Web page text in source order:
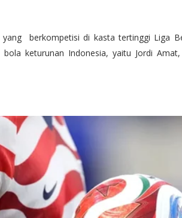
yang berkompetisi di kasta tertinggi Liga
bola keturunan Indonesia, yaitu Jordi